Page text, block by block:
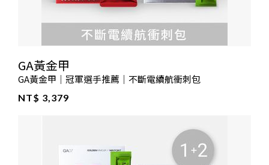
GA黃金甲
GA黃金甲｜冠軍選手推薦｜不斷電續航衝刺包
NT$ 3,379